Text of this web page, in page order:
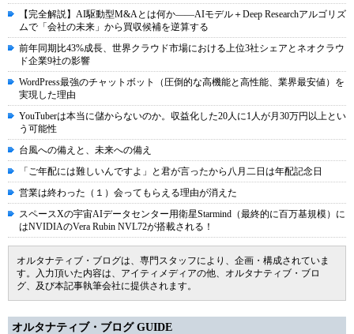
【完全解説】AI駆動型M&Aとは何か――AIモデル＋Deep Researchアルゴリズ
ムで「会社の未来」から買収候補を逆算する
前年同期比43%成長、世界クラウド市場における上位3社シェアとネオクラウ
ド企業9社の影響
WordPress最強のチャットボット（圧倒的な高機能と高性能、業界最安値）を
実現した理由
YouTuberは本当に儲からないのか。収益化した20人に1人が月30万円以上とい
う可能性
台風への備えと、未来への備え
「ご年配には難しいんですよ」と君が言ったから八月二日は年配記念日
営業は終わった（１）会ってもらえる理由が消えた
スペースXの宇宙AIデータセンター用衛星Starmind（最終的に百万基規模）に
はNVIDIAのVera Rubin NVL72が搭載される！
オルタナティブ・ブログは、専門スタッフにより、企画・構成されていま
す。入力頂いた内容は、アイティメディアの他、オルタナティブ・ブロ
グ、及び本記事執筆会社に提供されます。
オルタナティブ・ブログ GUIDE